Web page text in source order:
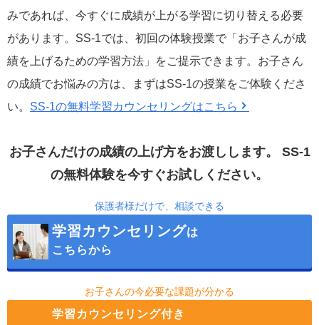
みであれば、今すぐに成績が上がる学習に切り替える必要
があります。SS-1では、初回の体験授業で「お子さんが成
績を上げるための学習方法」をご提示できます。お子さん
の成績でお悩みの方は、まずはSS-1の授業をご体験くださ
い。 SS-1の無料学習カウンセリングはこちら
お子さんだけの成績の上げ方をお渡しします。
SS-1
の無料体験を今すぐお試しください。
保護者様だけで、相談できる
学習カウンセリングは
こちらから
お子さんの今必要な課題が分かる
学習カウンセリング付き